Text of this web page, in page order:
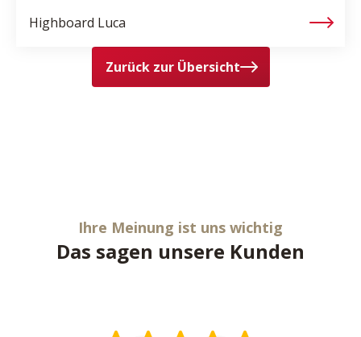
Highboard Luca
Zurück zur Übersicht
Ihre Meinung ist uns wichtig
Das sagen unsere Kunden